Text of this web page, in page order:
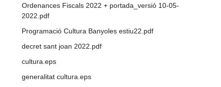
Ordenances Fiscals 2022 + portada_versió 10-05-
2022.pdf
Programació Cultura Banyoles estiu22.pdf
decret sant joan 2022.pdf
cultura.eps
generalitat cultura.eps